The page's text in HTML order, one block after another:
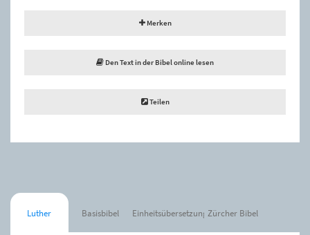
Merken
Den Text in der Bibel online lesen
Teilen
Luther Basisbibel Einheitsübersetzung Zürcher Bibel